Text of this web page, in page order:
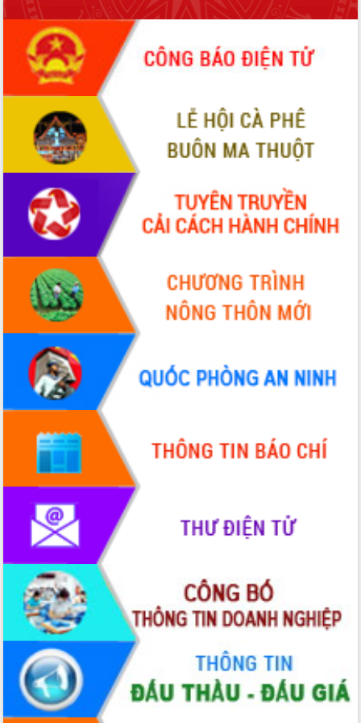
món ăn từ sầu riêng
Đắk Lắk công bố Quy hoạch và xúc
tiến đầu tư tỉnh
Ngành cá ngừ Đắk Lắk chủ động thích
ứng để giữ vững thị trường xuất khẩu
Diễn đàn Kinh tế tư nhân Việt Nam đột
phá cơ chế - Hợp tác công tư
Đề án 06 tạo bước ngoặt đột phá trong
cải cách hành chính tỉnh Đắk Lắk
Kết nối tour, đẩy mạnh chuyển đổi số
để phát triển du lịch Đắk Lắk
Khởi động Dự án Đầu tư xây dựng hạ
tầng kỹ thuật Cụm công nghiệp Tân
Gặp mặt các cơ quan báo chí nhân Kỷ
niệm 101 năm Ngày Báo chí Cách
mạng Việt Nam
Đắk Lắk sơ kết 4 năm triển khai thực
hiện Đề án 06 của Chính phủ
Họp báo thông tin về Hội nghị Công bố
Quy hoạch và Xúc tiến đầu tư tỉnh Đắk
Lắk
Khơi thông điểm nghẽn, đẩy nhanh
giải ngân vốn khắc phục thiên tai
HĐND tỉnh thông qua điều chỉnh Quy
hoạch tỉnh thời kỳ 2021-2030
Hội thảo góp ý hồ sơ điều chỉnh quy
hoạch tỉnh Đắk Lắk thời kỳ 2021-2030,
tầm nhìn đến năm 2050
Nâng cao hiệu quả hoạt động của các
doanh nghiệp nhà nước
Hội nghị triển khai kết nối mạng
truyền số liệu chuyên dùng phục vụ cơ
quan Đảng, Nhà nước
Lễ phát động chuỗi hoạt động chung
tay làm sạch môi trường
Xã Ea Kar bước chuyển mình trong
công tác cải cách hành chính mô hình
mới
UBND tỉnh họp báo định kỳ tháng 4
năm 2026